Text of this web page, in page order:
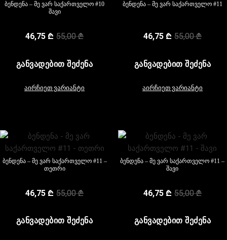
ბენდენა – მე ვარ საქართველო #10
შავი
55,00₾
46,75 ₾
ᲒᲐᲜᲕᲐᲓᲔᲑᲘᲗ ᲨᲔᲫᲔᲜᲐ
აირჩიეთ ვარიანტი
ბენდენა – მე ვარ საქართველო #11
55,00₾
46,75 ₾
ᲒᲐᲜᲕᲐᲓᲔᲑᲘᲗ ᲨᲔᲫᲔᲜᲐ
აირჩიეთ ვარიანტი
ბენდენა – მე ვარ საქართველო #11 –
თეთრი
55,00₾
46,75 ₾
ᲒᲐᲜᲕᲐᲓᲔᲑᲘᲗ ᲨᲔᲫᲔᲜᲐ
ბენდენა – მე ვარ საქართველო #11 –
შავი
55,00₾
46,75 ₾
ᲒᲐᲜᲕᲐᲓᲔᲑᲘᲗ ᲨᲔᲫᲔᲜᲐ